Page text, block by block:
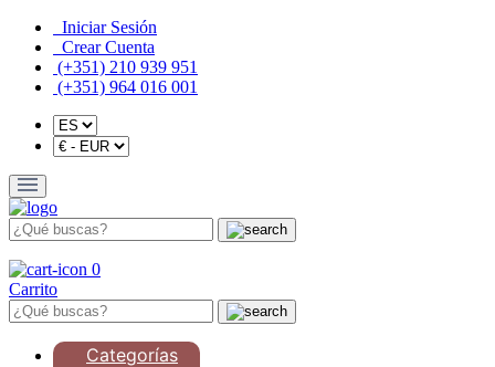
Iniciar Sesión
Crear Cuenta
(+351) 210 939 951
(+351) 964 016 001
0
Carrito
Categorías